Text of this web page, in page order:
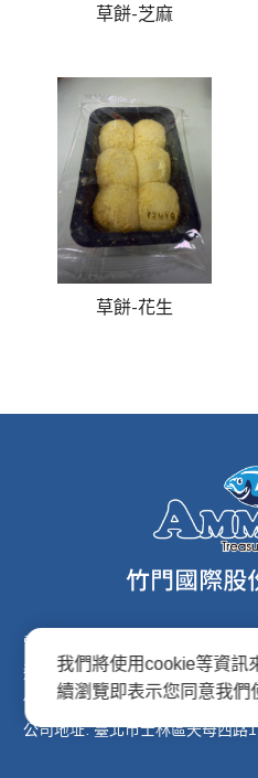
草餅-芝麻
草餅-花生
電子信箱
連絡電話: (02)2876-2691
傳真專線: (02)2876-2692
公司地址: 臺北市士林區天母西路
我們將使用cookie等資訊
續瀏覽即表示您同意我們